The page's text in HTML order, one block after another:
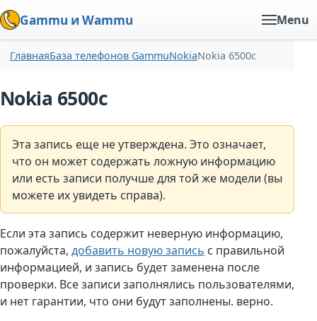
Gammu и Wammu Menu
ГлавнаяБаза телефонов GammuNokiaNokia 6500c
Nokia 6500c
Эта запись еще не утверждена. Это означает,
что он может содержать ложную информацию
или есть записи получше для той же модели (вы
можете их увидеть справа).
Если эта запись содержит неверную информацию,
пожалуйста, добавить новую запись с правильной
информацией, и запись будет заменена после
проверки. Все записи заполнялись пользователями,
и нет гарантии, что они будут заполнены. верно.